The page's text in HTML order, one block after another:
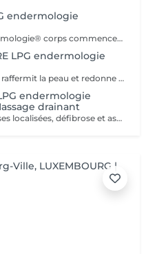
endermologie
Tout programme de soin endermologie® corps commence par un bilan ultra-précis, avec l'application professionnelle ENDERMOLINK. Il se déroule en trois étapes clés : 1. Décryptage de votre mode de vie. 2. Analyse de votre peau. 3. Création de votre programme sur-mesure.
LPG endermologie
Ce soin de l'ensemble du corps raffermit la peau et redonne du galbe aux courbes pour retrouver une silhouette resculptée et plus ferme tout en procurant un grand moment de bien-être. DESTOCKE les graisses Grâce à la nouvelle tête de traitement brevetée Alliance, endermologie® permet de cibler et d'affiner les zones rebelles à lexercice et à l'hygiène alimentaire (bras, dos, ventre, taille, cuisses..) tout en s'adaptant précisément aux besoins de chaque peau. LISSE la cellulite La cellulite, qui touche 90 % des femmes même les plus minces et les plus sportives, résulte à la fois dun stockage de graisses dans les adipocytes (cellules graisseuses) et dune rétention d'eau tout autour. RAFFERMIT la peau Variations de poids, grossesses, temps qui passe la peau perd progressivement de sa tonicité et de sa souplesse. Même si ce relâchement cutané concerne tout le corps, certaines zones y sont plus sensibles : intérieur des cuisses, ventre, bras, etc
endermologie
drainant
Ce soin ciblé déstocke les graisses localisées, défibrose et assouplit les tissus pour traiter efficacement la cellulite adipeuse et fibreuse tout en procurant un grand moment de bien-être. 40 minutes LPG + 10 minutes de massage drainant/amincissant sur l'avant des jambes.